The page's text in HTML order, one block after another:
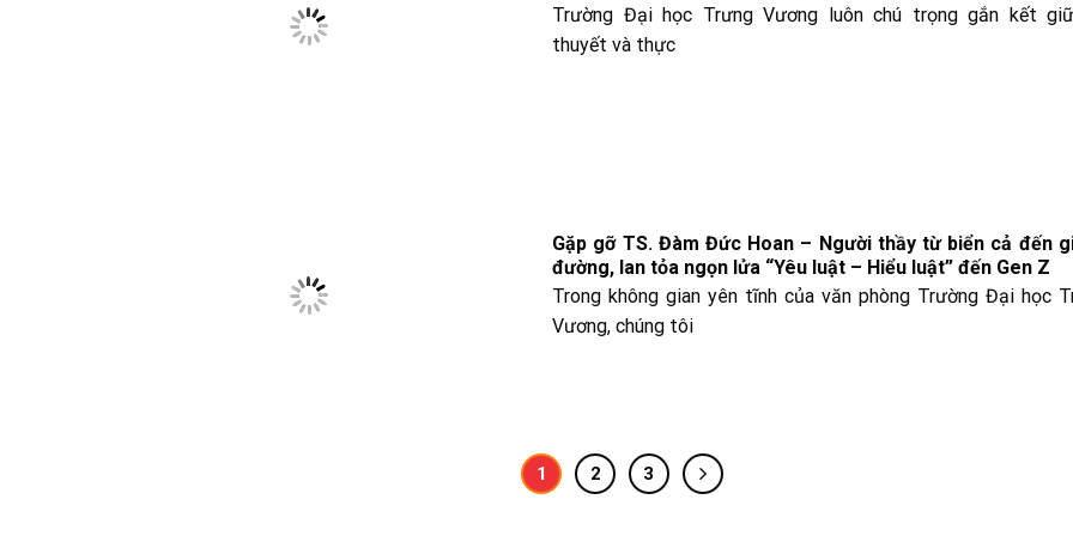
Trường Đại học Trưng Vương luôn chú trọng gắn kết
thuyết và thực
Gặp gỡ TS. Đàm Đức Hoan – Người thầy từ biển cả đến
đường, lan tỏa ngọn lửa “Yêu luật – Hiểu luật” đến Gen Z
Trong không gian yên tĩnh của văn phòng Trường Đại học
Vương, chúng tôi
1 2 3